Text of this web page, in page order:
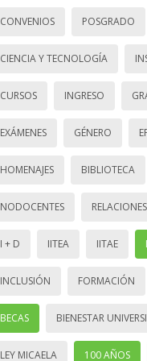
CONVENIOS POSGRADO
CIENCIA Y TECNOLOGÍA
CURSOS INGRESO
EXÁMENES GÉNERO
HOMENAJES BIBLIOTECA
NODOCENTES
I + D IITEA IITAE
INCLUSIÓN FORMACIÓN
BECAS BIENESTAR
LEY MICAELA 100 AÑOS